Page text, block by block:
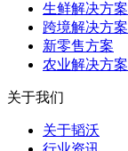
生鲜解决方案
跨境解决方案
新零售方案
农业解决方案
关于我们
关于韬沃